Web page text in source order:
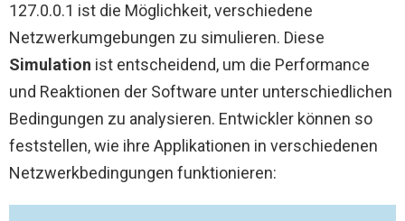
127.0.0.1 ist die Möglichkeit, verschiedene
Netzwerkumgebungen zu simulieren. Diese
Simulation ist entscheidend, um die Performance
und Reaktionen der Software unter unterschiedlichen
Bedingungen zu analysieren. Entwickler können so
feststellen, wie ihre Applikationen in verschiedenen
Netzwerkbedingungen funktionieren: